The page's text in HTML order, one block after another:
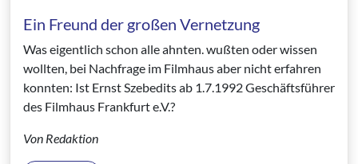
Ein Freund der großen Vernetzung
Was eigentlich schon alle ahnten. wußten oder wissen
wollten, bei Nachfrage im Filmhaus aber nicht erfahren
konnten: Ist Ernst Szebedits ab 1.7.1992 Geschäftsführer
des Filmhaus Frankfurt e.V.?
Von Redaktion